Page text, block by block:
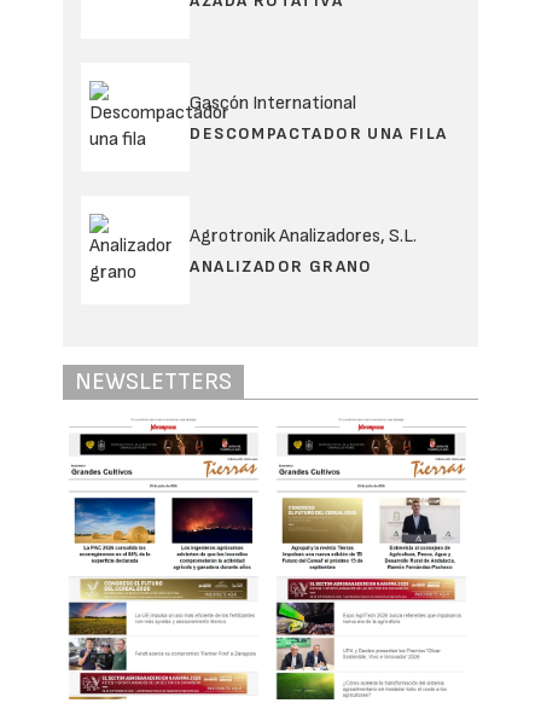
explotaciones agrarias.
GO BioChargae aspira a aprovechar restos
agrícolas, como podas, cáscaras y otros
cítricos y almendros, para transformarlos en
un material beneficioso para el suelo.
Ese material, conocido como biochar, se
natural capaz de mejorar la fertilidad del
suelo, ayudar a retener mejor el agua y
reducir la dependencia de fertilizantes
externos.
El proyecto se centrará especialmente en
cultivos leñosos y se validará en fincas
reales, con el objetivo de que las soluciones
desarrolladas no se queden en el laboratorio,
sino que puedan aplicarse de forma sencilla
y útil en el día a día de agricultores y
cooperativas.